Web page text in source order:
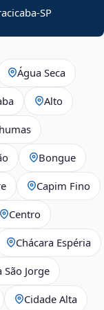
-SP
Água Seca
Alto
Bongue
Capim Fino
Centro
Chácara Espéria
São Jorge
Cidade Alta